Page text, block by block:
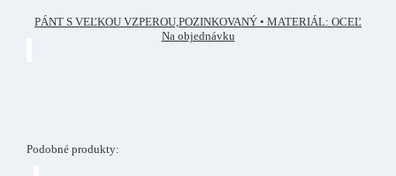
PÁNT S VEĽKOU VZPEROU,POZINKOVANÝ • MATERIÁL: OCEĽ
Na objednávku
Podobné produkty: